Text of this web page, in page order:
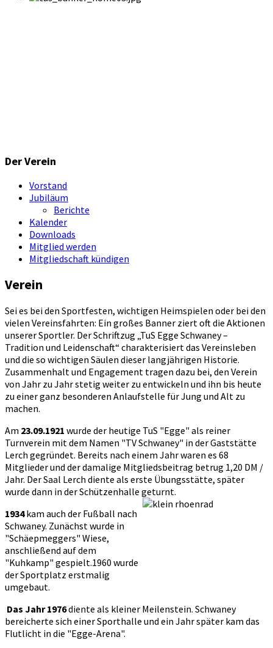
Der Verein
Vorstand
Jubiläum
Berichte
Kalender
Downloads
Mitglied werden
Mitgliedschaft kündigen
Verein
Sei es bei den Sportfesten, wichtigen Heimspielen oder bei den
vielen Vereinsfahrten: Ein großes Banner ziert oft die Aktionen
unserer Sportler. Der Schriftzug „TuS Egge Schwaney –
Tradition und Leidenschaft“ charakterisiert das Vereinsleben
und die so wichtigen Säulen dieser langjährigen Historie.
Zusammenhalt und Engagement tragen dazu bei, den Verein
von Jahr zu Jahr stetig weiter zu entwickeln und ihn bis heute
zu einer ganz besonderen Anlaufstelle für Jung und Alt zu
machen.
Am 23.09.1921 wurde der heutige TuS "Egge" als reiner
Turnverein mit dem Namen "TV Schwaney" in der Gaststätte
Lerch gegründet. Bereits nach einem Jahr waren es 68
Mitglieder und der damalige Mitgliedsbeitrag betrug 1,20 DM /
Jahr. Der Saal Lerch diente als erste Übungsstätte, später
wurde dann in der Schützenhalle geturnt.
1934kam auch der Fußball nach
Schwaney. Zunächst wurde in
"Schäepmeggers" Wiese,
anschließend auf dem
"Kuhkamp" gespielt.1960 wurde
der Sportplatz erstmalig
umgebaut.
Das Jahr 1976diente als kleiner Meilenstein. Schwaney
bereicherte sich einer Sporthalle und ein Jahr später kam das
Flutlicht in die "Egge-Arena".